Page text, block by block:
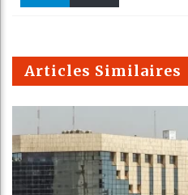
m
Articles Similaires